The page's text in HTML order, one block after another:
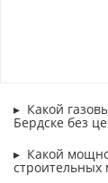
Какой
Бердске без
Какой
строительных